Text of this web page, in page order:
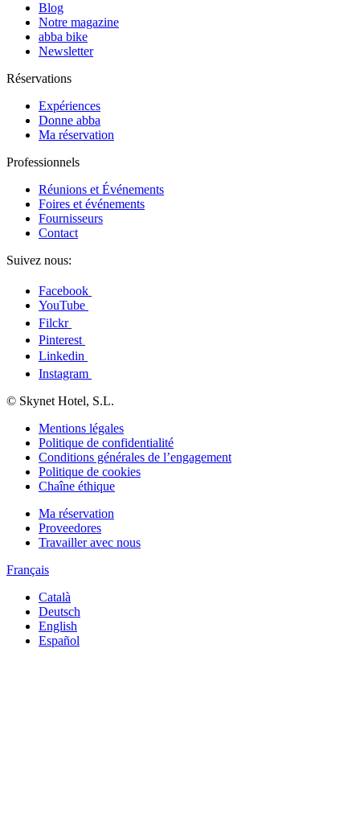
Blog
Notre magazine
abba bike
Newsletter
Réservations
Expériences
Donne abba
Ma réservation
Professionnels
Réunions et Événements
Foires et événements
Fournisseurs
Contact
Suivez nous:
Facebook
YouTube
Filckr
Pinterest
Linkedin
Instagram
© Skynet Hotel, S.L.
Mentions légales
Politique de confidentialité
Conditions générales de l’engagement
Politique de cookies
Chaîne éthique
Ma réservation
Proveedores
Travailler avec nous
Français
Català
Deutsch
English
Español